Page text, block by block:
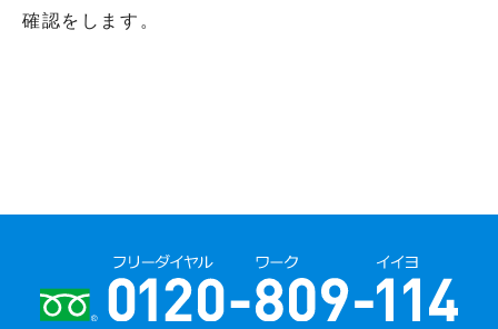
確認をします。